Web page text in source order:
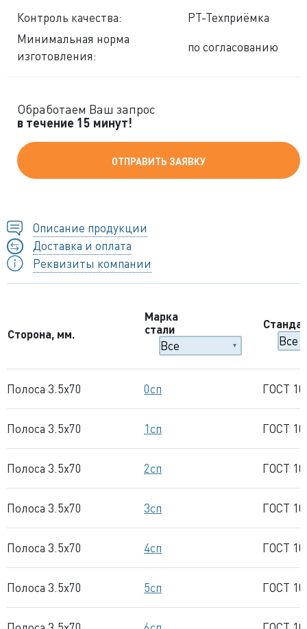
Контроль качества:
РТ-Техприёмка
Минимальная норма
изготовления:
по согласованию
Обработаем Ваш запрос
в течение 15 минут!
ОТПРАВИТЬ ЗАЯВКУ
Описание продукции
Доставка и оплата
Реквизиты компании
Сторона, мм.
Марка
стали
Полоса 3.5x70 0сп ГОСТ
Полоса 3.5x70 1сп ГОСТ
Полоса 3.5x70 2сп ГОСТ
Полоса 3.5x70 3сп ГОСТ
Полоса 3.5x70 4сп ГОСТ
Полоса 3.5x70 5сп ГОСТ